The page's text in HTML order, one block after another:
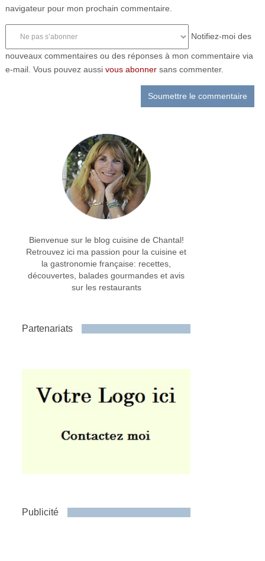
navigateur pour mon prochain commentaire.
Notifiez-moi des
nouveaux commentaires ou des réponses à mon commentaire via
e-mail. Vous pouvez aussi vous abonnersans commenter.
Bienvenue sur le blog cuisine de Chantal!
Retrouvez ici ma passion pour la cuisine et
la gastronomie française: recettes,
découvertes, balades gourmandes et avis
sur les restaurants
Partenariats
Publicité